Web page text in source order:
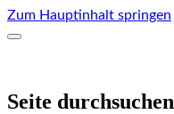
Zum Hauptinhalt springen
Seite durchsuchen